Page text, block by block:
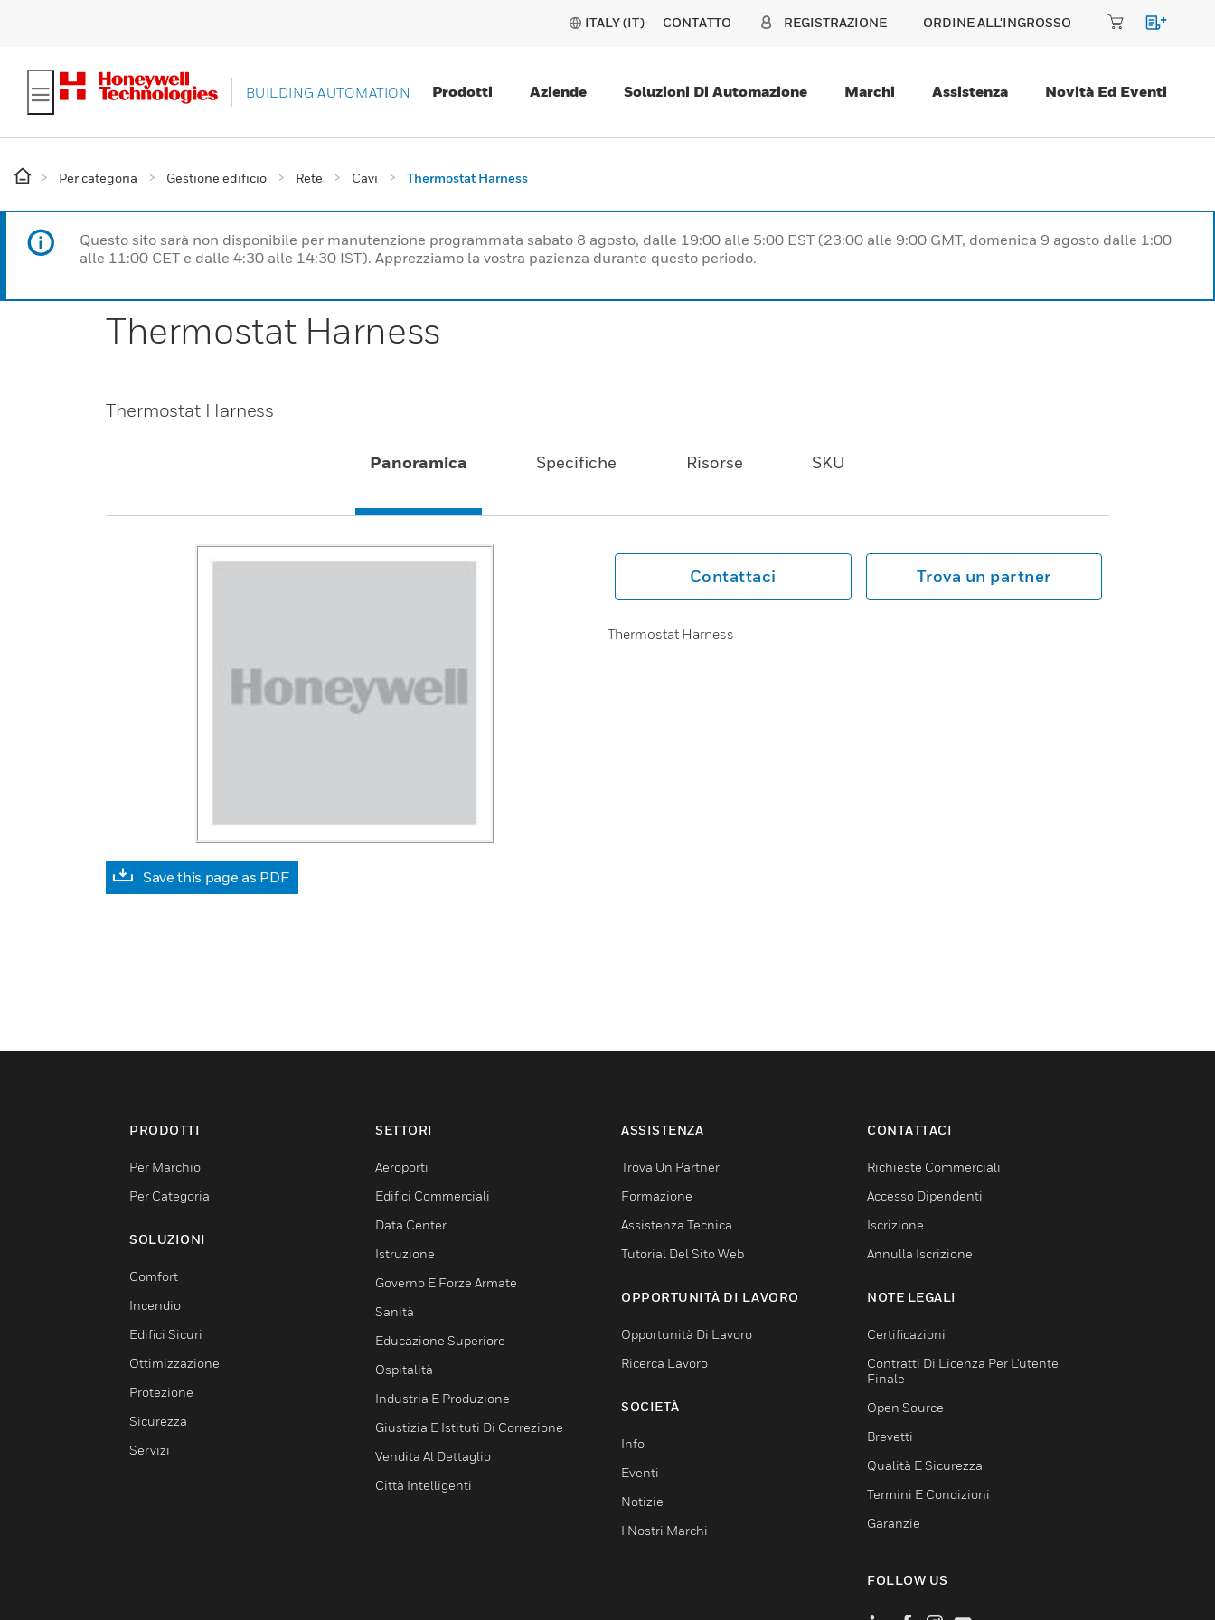
ITALY (IT) CONTATTO REGISTRAZIONE ORDINE ALL'INGROSSO
BUILDING AUTOMATION Prodotti Aziende Soluzioni Di Automazione Marchi Assistenza Novità Ed Eventi
Per categoria Gestione edificio Rete Cavi Thermostat Harness
Questo sito sarà non disponibile per manutenzione programmata sabato 8 agosto, dalle 19:00 alle 5:00 EST (23:00 alle 9:00 GMT, domenica 9 agosto dalle 1:00
alle 11:00 CET e dalle 4:30 alle 14:30 IST). Apprezziamo la vostra pazienza durante questo periodo.
Thermostat Harness
Thermostat Harness
Panoramica Specifiche Risorse SKU
Save this page as PDF
Contattaci Trova un partner
Thermostat Harness
PRODOTTI
Per Marchio
Per Categoria
SOLUZIONI
Comfort
Incendio
Edifici Sicuri
Ottimizzazione
Protezione
Sicurezza
Servizi
SETTORI
Aeroporti
Edifici Commerciali
Data Center
Istruzione
Governo E Forze Armate
Sanità
Educazione Superiore
Ospitalità
Industria E Produzione
Giustizia E Istituti Di Correzione
Vendita Al Dettaglio
Città Intelligenti
ASSISTENZA
Trova Un Partner
Formazione
Assistenza Tecnica
Tutorial Del Sito Web
OPPORTUNITÀ DI LAVORO
Opportunità Di Lavoro
Ricerca Lavoro
SOCIETÀ
Info
Eventi
Notizie
I Nostri Marchi
CONTATTACI
Richieste Commerciali
Accesso Dipendenti
Iscrizione
Annulla Iscrizione
NOTE LEGALI
Certificazioni
Contratti Di Licenza Per L'utente
Finale
Open Source
Brevetti
Qualità E Sicurezza
Termini E Condizioni
Garanzie
FOLLOW US